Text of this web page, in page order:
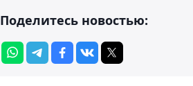
Поделитесь новостью: